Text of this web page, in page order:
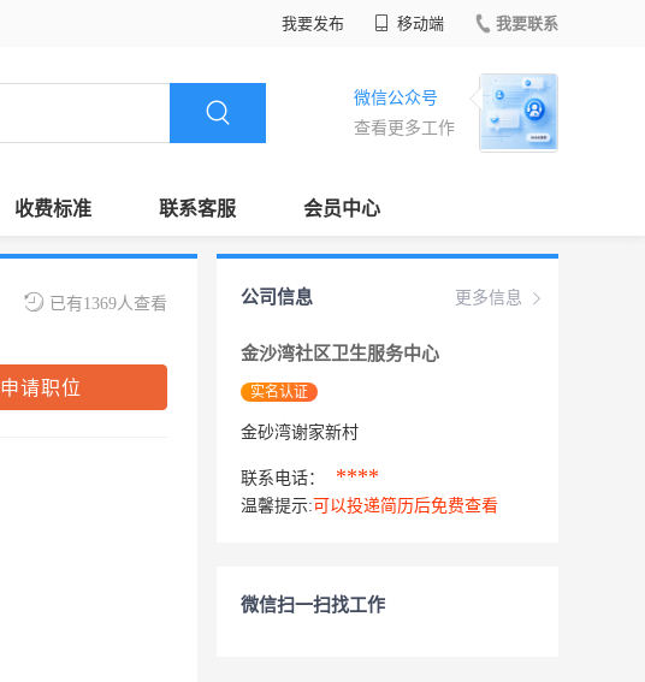
我要发布 移动端 我要联系
微信公众号
查看更多工作
收费标准 联系客服 会员中心
已有1369人查看
申请职位
更多信息
公司信息
金沙湾社区卫生服务中心
实名认证
金砂湾谢家新村
联系电话： ****
温馨提示: 可以投递简历后免费查看
微信扫一扫找工作